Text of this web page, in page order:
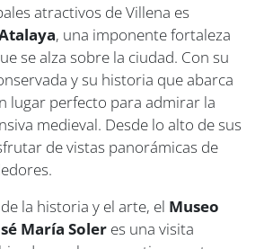
atractivos de Villena es
, una imponente fortaleza
se alza sobre la ciudad. Con su
y su historia que abarca
lugar perfecto para admirar la
medieval. Desde lo alto de sus
de vistas panorámicas de
la historia y el arte, el Museo
María Soler es una visita